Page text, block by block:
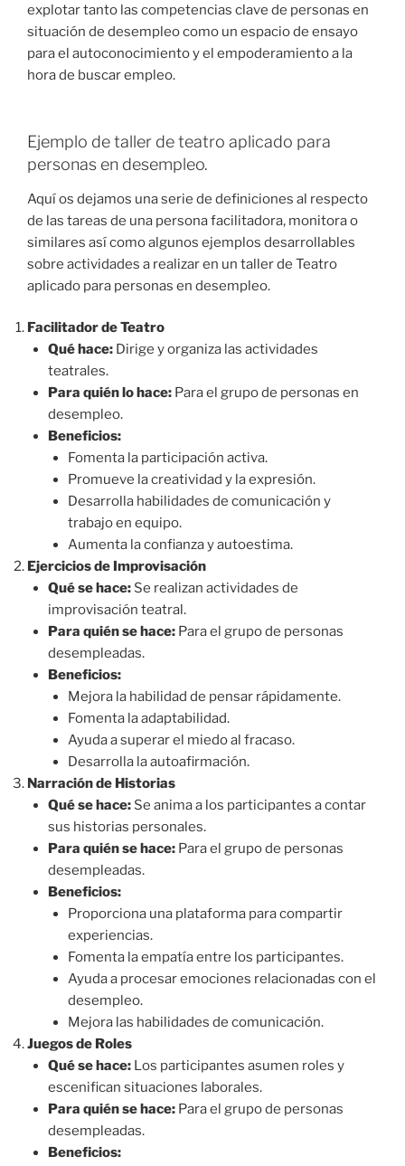
explotar tanto las competencias clave de personas en
situación de desempleo como un espacio de ensayo
para el autoconocimiento y el empoderamiento a la
hora de buscar empleo.
Ejemplo de taller de teatro aplicado para
personas en desempleo.
Aquí os dejamos una serie de definiciones al respecto
de las tareas de una persona facilitadora, monitora o
similares así como algunos ejemplos desarrollables
sobre actividades a realizar en un taller de Teatro
aplicado para personas en desempleo.
Facilitador de Teatro
Qué hace:Dirige y organiza las actividades
teatrales.
Para quién lo hace:Para el grupo de personas en
desempleo.
Beneficios:
Fomenta la participación activa.
Promueve la creatividad y la expresión.
Desarrolla habilidades de comunicación y
trabajo en equipo.
Aumenta la confianza y autoestima.
Ejercicios de Improvisación
Qué se hace:Se realizan actividades de
improvisación teatral.
Para quién se hace:Para el grupo de personas
desempleadas.
Beneficios:
Mejora la habilidad de pensar rápidamente.
Fomenta la adaptabilidad.
Ayuda a superar el miedo al fracaso.
Desarrolla la autoafirmación.
Narración de Historias
Qué se hace:Se anima a los participantes a contar
sus historias personales.
Para quién se hace:Para el grupo de personas
desempleadas.
Beneficios:
Proporciona una plataforma para compartir
experiencias.
Fomenta la empatía entre los participantes.
Ayuda a procesar emociones relacionadas con el
desempleo.
Mejora las habilidades de comunicación.
Juegos de Roles
Qué se hace:Los participantes asumen roles y
escenifican situaciones laborales.
Para quién se hace:Para el grupo de personas
desempleadas.
Beneficios: